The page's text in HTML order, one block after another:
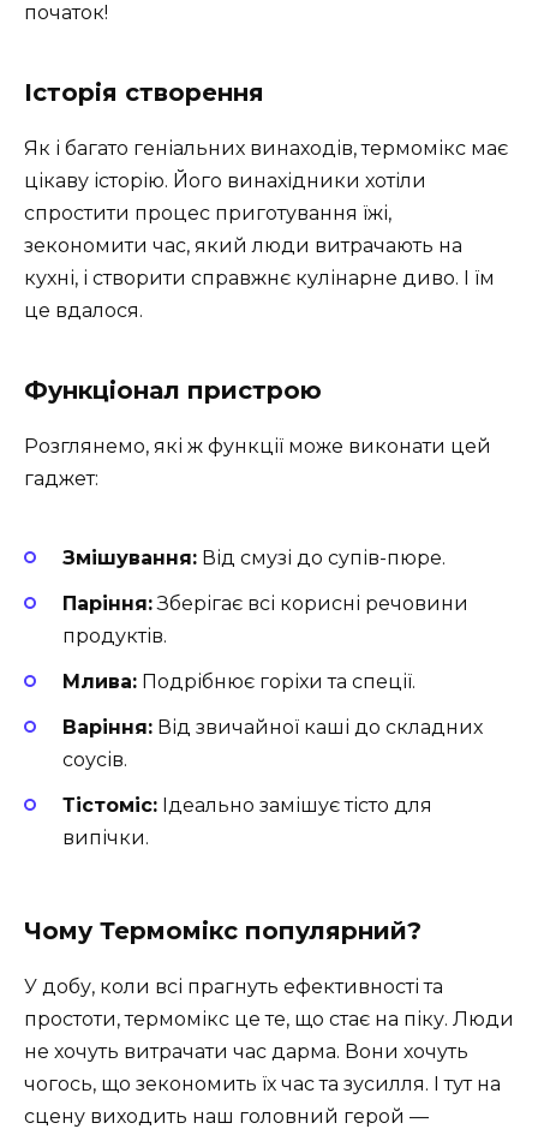
початок!
Історія створення
Як і багато геніальних винаходів, термомікс має
цікаву історію. Його винахідники хотіли
спростити процес приготування їжі,
зекономити час, який люди витрачають на
кухні, і створити справжнє кулінарне диво. І їм
це вдалося.
Функціонал пристрою
Розглянемо, які ж функції може виконати цей
гаджет:
Змішування: Від смузі до супів-пюре.
Паріння:Зберігає всі корисні речовини
продуктів.
Млива: Подрібнює горіхи та спеції.
Варіння: Від звичайної каші до складних
соусів.
Тістоміс: Ідеально замішує тісто для
випічки.
Чому Термомікс популярний?
У добу, коли всі прагнуть ефективності та
простоти, термомікс це те, що стає на піку. Люди
не хочуть витрачати час дарма. Вони хочуть
чогось, що зекономить їх час та зусилля. І тут на
сцену виходить наш головний герой —